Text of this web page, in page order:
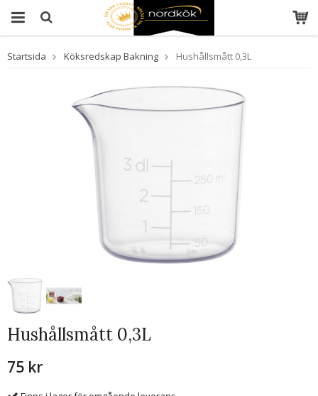
Startsida Köksredskap Bakning Hushållsmått 0,3L
Hushållsmått 0,3L
75 kr